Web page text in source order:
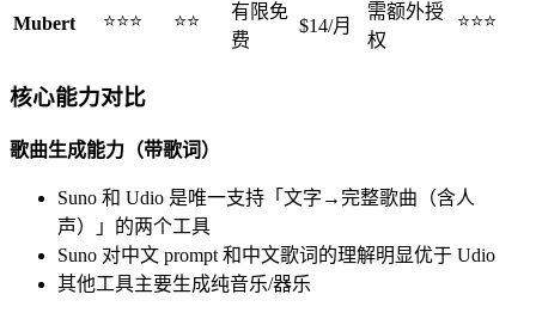
Mubert ⭐⭐⭐ ⭐⭐
有限免
费
$14/月
需额外授
权
⭐⭐⭐
核心能力对比
歌曲生成能力（带歌词）
Suno 和 Udio 是唯一支持「文字→完整歌曲（含人
声）」的两个工具
Suno 对中文 prompt 和中文歌词的理解明显优于 Udio
其他工具主要生成纯音乐/器乐